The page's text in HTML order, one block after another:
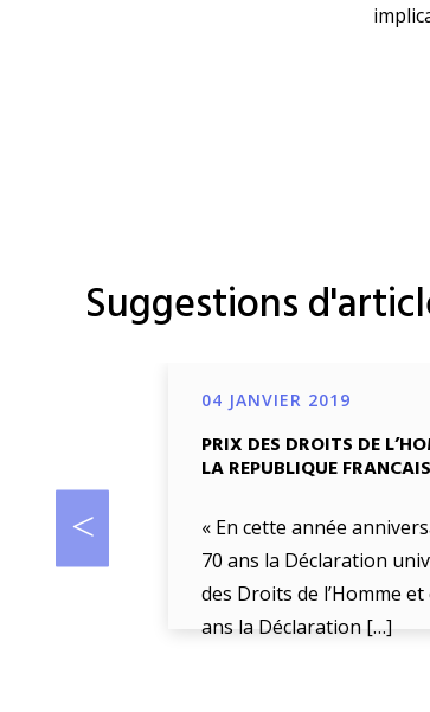
Suggestions
04 JANVIER 2019
PRIX DES DROITS DE
LA REPUBLIQUE
« En cette année
70 ans la Déclaration
des Droits de l’Homme et
ans la Déclaration […]